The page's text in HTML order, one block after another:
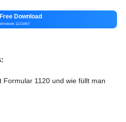
Free Download
Windows 11/10/8/7
Formular 1120 und wie füllt man